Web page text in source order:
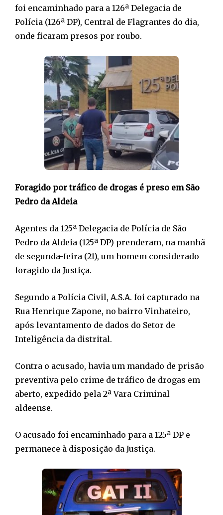
foi encaminhado para a 126ª Delegacia de
Polícia (126ª DP), Central de Flagrantes do dia,
onde ficaram presos por roubo.
Foragido por tráfico de drogas é preso em São
Pedro da Aldeia
Agentes da 125ª Delegacia de Polícia de São
Pedro da Aldeia (125ª DP) prenderam, na manhã
de segunda-feira (21), um homem considerado
foragido da Justiça.
Segundo a Polícia Civil, A.S.A. foi capturado na
Rua Henrique Zapone, no bairro Vinhateiro,
após levantamento de dados do Setor de
Inteligência da distrital.
Contra o acusado, havia um mandado de prisão
preventiva pelo crime de tráfico de drogas em
aberto, expedido pela 2ª Vara Criminal
aldeense.
O acusado foi encaminhado para a 125ª DP e
permanece à disposição da Justiça.